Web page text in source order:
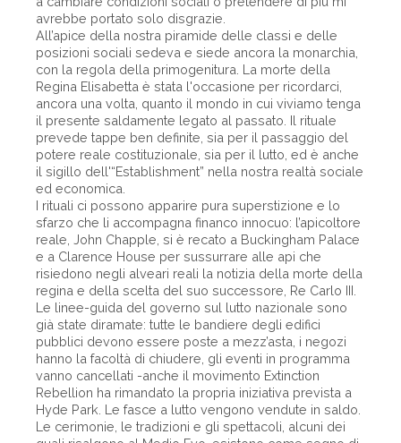
avrebbe portato solo disgrazie.
All’apice della nostra piramide delle classi e delle
posizioni sociali sedeva e siede ancora la monarchia,
con la regola della primogenitura. La morte della
Regina Elisabetta è stata l'occasione per ricordarci,
ancora una volta, quanto il mondo in cui viviamo tenga
il presente saldamente legato al passato. Il rituale
prevede tappe ben definite, sia per il passaggio del
potere reale costituzionale, sia per il lutto, ed è anche
il sigillo dell'“Establishment” nella nostra realtà sociale
ed economica.
I rituali ci possono apparire pura superstizione e lo
sfarzo che li accompagna financo innocuo: l’apicoltore
reale, John Chapple, si è recato a Buckingham Palace
e a Clarence House per sussurrare alle api che
risiedono negli alveari reali la notizia della morte della
regina e della scelta del suo successore, Re Carlo III.
Le linee-guida del governo sul lutto nazionale sono
già state diramate: tutte le bandiere degli edifici
pubblici devono essere poste a mezz’asta, i negozi
hanno la facoltà di chiudere, gli eventi in programma
vanno cancellati -anche il movimento Extinction
Rebellion ha rimandato la propria iniziativa prevista a
Hyde Park. Le fasce a lutto vengono vendute in saldo.
Le cerimonie, le tradizioni e gli spettacoli, alcuni dei